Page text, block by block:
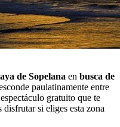
de Sopelana en busca de
paulatinamente entre
gratuito que te
si eliges esta zona